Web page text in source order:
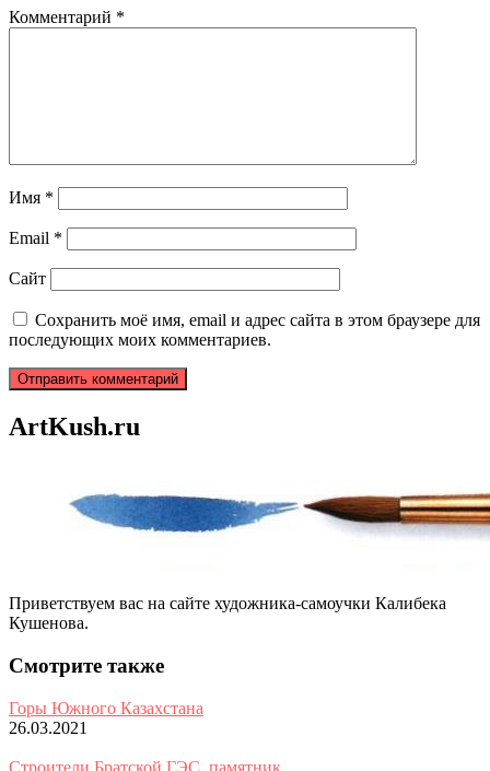
Комментарий *
Имя *
Email *
Сайт
Сохранить моё имя, email и адрес сайта в этом браузере для
последующих моих комментариев.
ArtKush.ru
Приветствуем вас на сайте художника-самоучки Калибека
Кушенова.
Смотрите также
Горы Южного Казахстана
26.03.2021
Строители Братской ГЭС, памятник